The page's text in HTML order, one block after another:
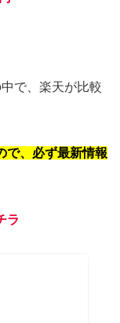
で、楽天が比較
で、必ず最新情報
ラ